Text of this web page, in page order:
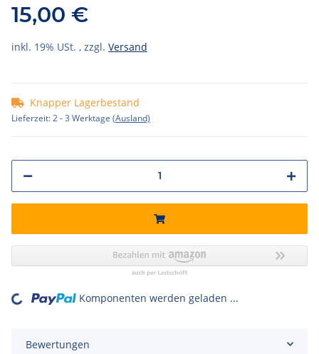
15,00 €
inkl. 19% USt. , zzgl. Versand
Knapper Lagerbestand
Lieferzeit:2 - 3 Werktage (Ausland)
Loading... Komponenten werden geladen ...
Bewertungen